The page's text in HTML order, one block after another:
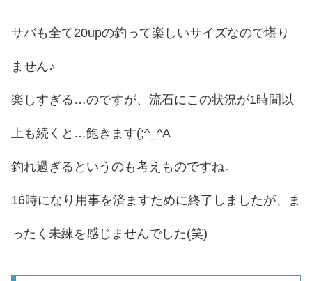
サバも全て20upの釣って楽しいサイズなので堪り
ません♪
楽しすぎる…のですが、流石にこの状況が1時間以
上も続くと…飽きます(;^_^A
釣れ過ぎるというのも考えものですね。
16時になり用事を済ますために終了しましたが、ま
ったく未練を感じませんでした(笑)